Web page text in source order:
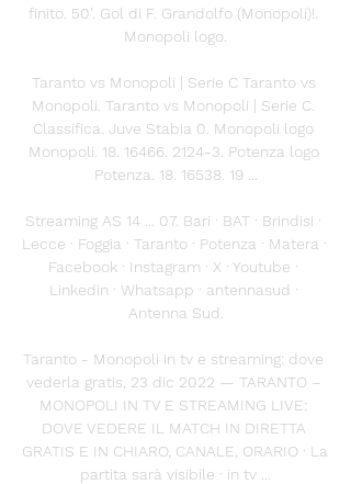
finito. 50'. Gol di F. Grandolfo (Monopoli)!.
Monopoli logo.
Taranto vs Monopoli | Serie C Taranto vs
Monopoli. Taranto vs Monopoli | Serie C.
Classifica. Juve Stabia 0. Monopoli logo
Monopoli. 18. 16466. 2124-3. Potenza logo
Potenza. 18. 16538. 19 ...
Streaming AS 14 ... 07. Bari · BAT · Brindisi ·
Lecce · Foggia · Taranto · Potenza · Matera ·
Facebook · Instagram · X · Youtube ·
Linkedin · Whatsapp · antennasud ·
Antenna Sud.
Taranto - Monopoli in tv e streaming: dove
vederla gratis, 23 dic 2022 — TARANTO –
MONOPOLI IN TV E STREAMING LIVE:
DOVE VEDERE IL MATCH IN DIRETTA
GRATIS E IN CHIARO, CANALE, ORARIO · La
partita sarà visibile · in tv ...